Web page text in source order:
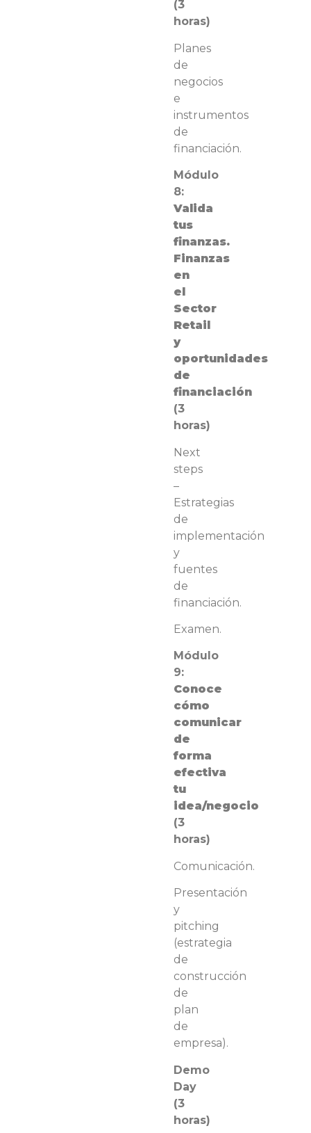
(3
horas)
Planes
de
negocios
e
instrumentos
de
financiación.
Módulo
8:
Valida
tus
finanzas.
Finanzas
en
el
Sector
Retail
y
oportunidades
de
financiación
(3
horas)
Next
steps
–
Estrategias
de
implementación
y
fuentes
de
financiación.
Examen.
Módulo
9:
Conoce
cómo
comunicar
de
forma
efectiva
tu
idea/negocio
(3
horas)
Comunicación.
Presentación
y
pitching
(estrategia
de
construcción
de
plan
de
empresa).
Demo
Day
(3
horas)